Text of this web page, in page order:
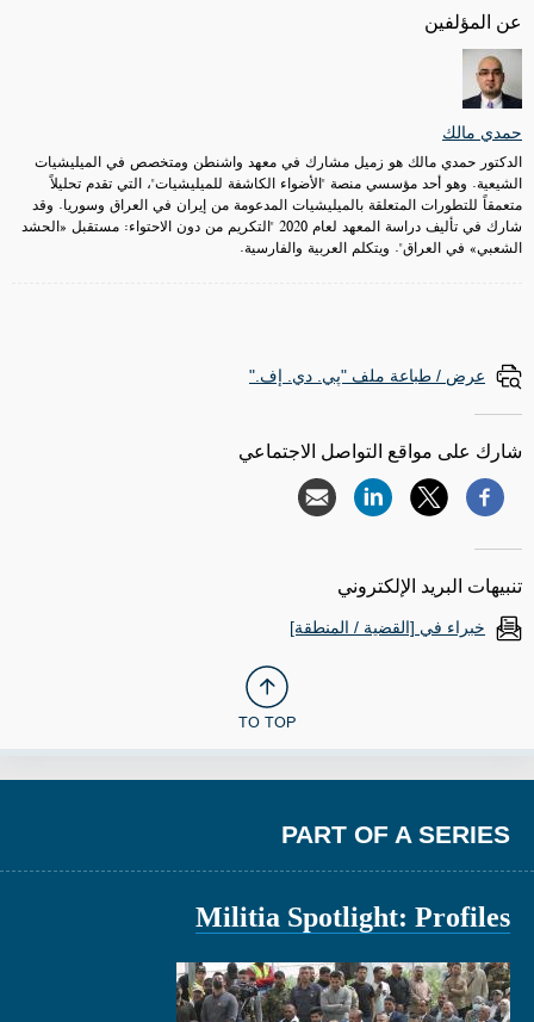
عن المؤلفين
حمدي مالك
الدكتور حمدي مالك هو زميل مشارك في معهد واشنطن ومتخصص في الميليشيات
الشيعية. وهو أحد مؤسسي منصة "الأضواء الكاشفة للميليشيات"، التي تقدم تحليلاً
متعمقاً للتطورات المتعلقة بالميليشيات المدعومة من إيران في العراق وسوريا. وقد
شارك في تأليف دراسة المعهد لعام 2020 "التكريم من دون الاحتواء: مستقبل «الحشد
الشعبي» في العراق". ويتكلم العربية والفارسية.
عرض / طباعة ملف "پي. دي. إف."
شارك على مواقع التواصل الاجتماعي
تنبيهات البريد الإلكتروني
خبراء في [القضية / المنطقة]
TO TOP
PART OF A SERIES
Militia Spotlight: Profiles